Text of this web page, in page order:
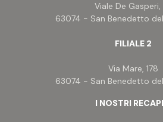
Viale De Gasperi,
63074 - San Benedetto
FILIALE 2
Via Mare, 178
63074 - San Benedetto
I NOSTRI